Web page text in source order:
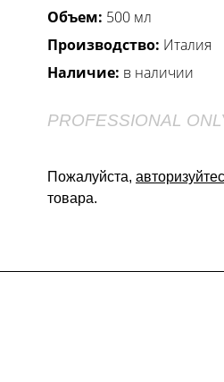
Объем: 500 мл
Производство: Италия
Наличие: в наличии
PROFESSIONAL
Пожалуйста,
товара.